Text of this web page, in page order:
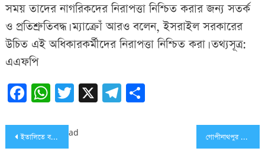
সময় তাদের নাগরিকদের নিরাপত্তা নিশ্চিত করার জন্য সতর্ক
ও প্রতিশ্রুতিবদ্ধ। ম্যাক্রোঁ আরও বলেন, ইসরাইল সরকারের
উচিত এই অধিকারকর্মীদের নিরাপত্তা নিশ্চিত করা। তথ্যসূত্র:
এএফপি
Facebook
WhatsApp
Twitter
X Telegram
Share
Post
ইতালিতে বসবাসরত বাংলাদেশিসহ ২৫ লাখ প্রবাসীর জন্য বড় দুঃসংবাদ গোপীনাথপুর শহীদ বাবুল উচ্চ বিদ্যালয়ের এসএসসি-৮৭ ব্যাচের পুনর্মিলনী অনুষ্ঠিত
ad